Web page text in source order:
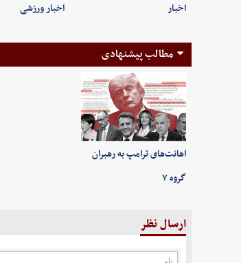
اخبار اخبار ورزشی
مطالب پیشنهادی
اهانت‌های ترامپ به رهبران
گروه ۷
ارسال نظر